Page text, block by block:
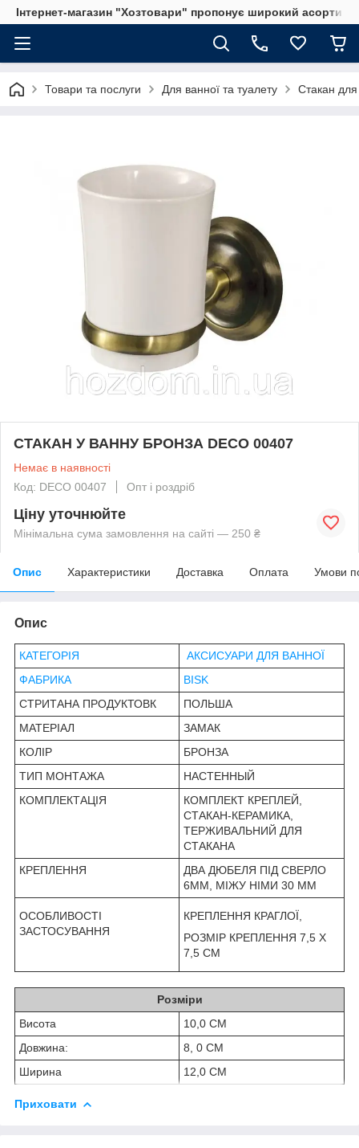
Інтернет-магазин "Хозтовари" пропонує широкий
Товари та послуги Для ванної та туалету Стакан для
СТАКАН У ВАННУ БРОНЗА DECO 00407
Немає в наявності
Код: DECO 00407
Опт і роздріб
Ціну уточнюйте
Мінімальна сума замовлення на сайті — 250 ₴
Опис Характеристики Доставка Оплата Умови
Опис
КАТЕГОРІЯ
АКСИСУАРИ ДЛЯ ВАННОЇ
ФАБРИКА
BISK
СТРИТАНА ПРОДУКТОВК
ПОЛЬША
МАТЕРІАЛ
ЗАМАК
КОЛІР
БРОНЗА
ТИП МОНТАЖА
НАСТЕННЫЙ
КОМПЛЕКТАЦІЯ
КОМПЛЕКТ КРЕПЛЕЙ,
СТАКАН-КЕРАМИКА,
ТЕРЖИВАЛЬНИЙ ДЛЯ
СТАКАНА
КРЕПЛЕННЯ
ДВА ДЮБЕЛЯ ПІД СВЕРЛО
6ММ, МІЖУ НІМИ 30 ММ
ОСОБЛИВОСТІ
ЗАСТОСУВАННЯ
КРЕПЛЕННЯ КРАГЛОЇ,
РОЗМІР КРЕПЛЕННЯ 7,5 Х
7,5 СМ
Розміри
Висота
10,0 СМ
Довжина:
8, 0 СМ
Ширина
12,0 СМ
Приховати